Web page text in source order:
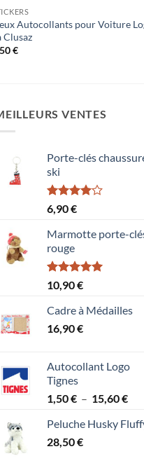
Autocollants pour Voiture
Clusaz
€
VENTES
Porte-clés
ski
Note
4.00
5
6,90€
Marmotte porte-
rouge
Note5.00
sur 5
10,90€
Cadre à Médailles
16,90€
Autocollant Logo
Tignes
1,50€ – 15,60€
Peluche Husky
28,50€